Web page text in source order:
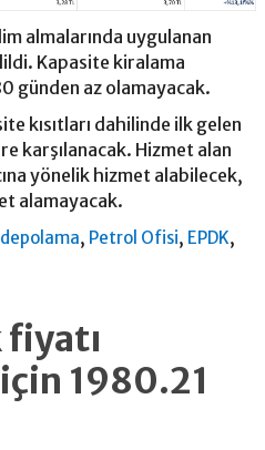
almalarında uygulanan
Kapasite kiralama
günden az olamayacak.
kısıtları dahilinde ilk gelen
karşılanacak. Hizmet alan
yönelik hizmet alabilecek,
alamayacak.
depolama, Petrol Ofisi, EPDK,
1980.21